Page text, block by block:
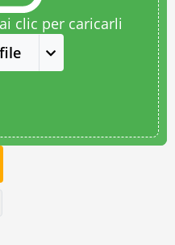
clic per caricarli